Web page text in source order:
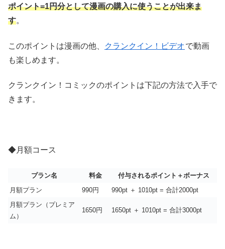
ポイント=1円分として漫画の購入に使うことが出来ま
す。
このポイントは漫画の他、 クランクイン！ビデオで動画
も楽しめます。
クランクイン！コミックのポイントは下記の方法で入手で
きます。
◆月額コース
プラン名 料金
付与されるポイント＋ボーナス
月額プラン
990円
990pt ＋ 1010pt = 合計2000pt
月額プラン（プレミア
ム）
1650円 1650pt ＋ 1010pt = 合計3000pt